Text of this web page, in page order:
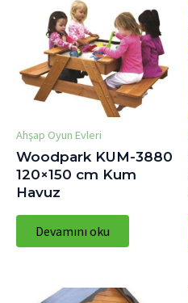
Ahşap Oyun Evleri
Woodpark KUM-3880
120×150 cm Kum
Havuz
Devamını oku